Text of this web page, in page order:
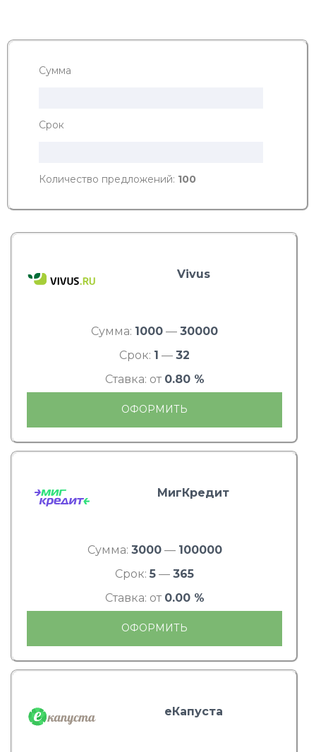
Сумма
Срок
Количество предложений: 100
Vivus
Сумма: 1000 — 30000
Срок: 1 — 32
Ставка: от 0.80 %
ОФОРМИТЬ
МигКредит
Сумма: 3000— 100000
Срок: 5 — 365
Ставка: от 0.00 %
ОФОРМИТЬ
еКапуста